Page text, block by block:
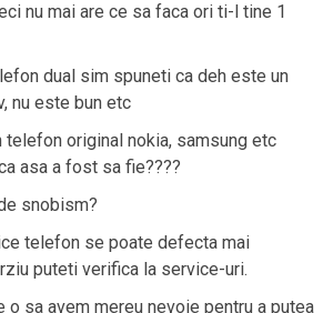
nu mai are ce sa faca ori ti-l tine 1
dual sim spuneti ca deh este un
nu este bun etc
telefon original nokia, samsung etc
asa a fost sa fie????
snobism?
telefon se poate defecta mai
puteti verifica la service-uri.
o sa avem mereu nevoie pentru a putea